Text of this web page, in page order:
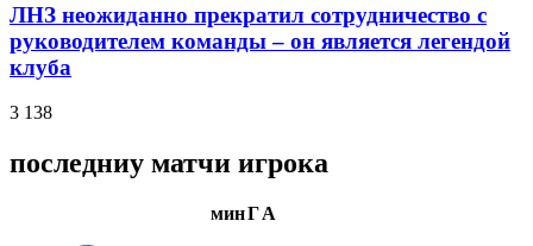
ЛНЗ неожиданно прекратил сотрудничество с
руководителем команды – он является легендой
клуба
3 138
последниу матчи игрока
минГА